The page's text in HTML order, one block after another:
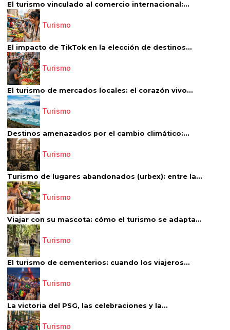
El turismo vinculado al comercio internacional:...
Turismo
El impacto de TikTok en la elección de destinos...
Turismo
El turismo de mercados locales: el corazón vivo...
Turismo
Destinos amenazados por el cambio climático:...
Turismo
Turismo de lugares abandonados (urbex): entre la...
Turismo
Viajar con su mascota: cómo el turismo se adapta...
Turismo
El turismo de cementerios: cuando los viajeros...
Turismo
La victoria del PSG, las celebraciones y la...
Turismo